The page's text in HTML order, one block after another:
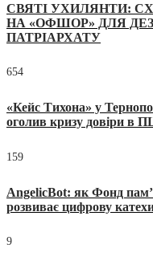
СВЯТІ УХИЛЯНТИ:
НА «ОФШОР» ДЛЯ
ПАТРІАРХАТУ
654
«Кейс Тихона» у
оголив кризу довіри в
159
AngelicBot: як Фонд
розвиває цифрову
9